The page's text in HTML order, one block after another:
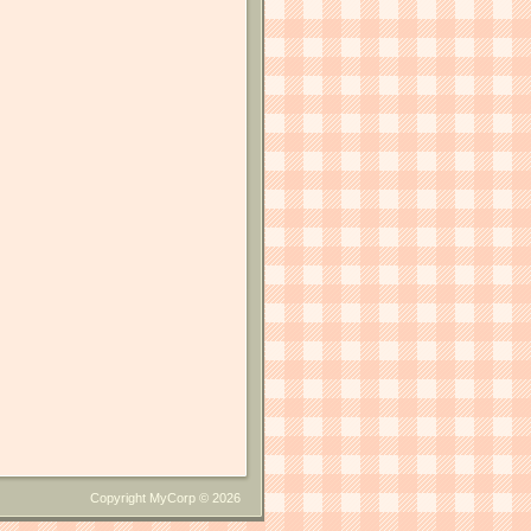
Copyright MyCorp © 2026